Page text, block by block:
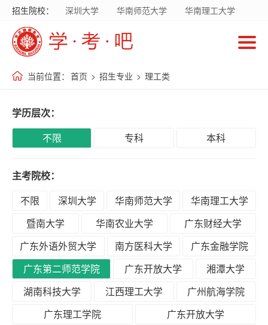
招生院校： 深圳大学 华南师范大学
华南理工大学
暨南大学
华南农业大学
广东外语外贸大学
南方医科大学
当前位置： 首页 > 招生专业 > 理工类
学历层次：
不限
专科 本科
主考院校：
不限
深圳大学 华南师范大学
华南理工大学
暨南大学
华南农业大学
广东财经大学
广东外语外贸大学
南方医科大学
广东金融学院
广东第二师范学院
广东开放大学
湘潭大学
湖南科技大学
江西理工大学
广州航海学院
广东理工学院
广东开放大学